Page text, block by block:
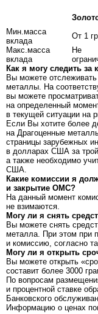
Мин.масса
вклада
От 1
Макс.масса
вклада
Не
Как я могу следить
Вы можете отслеживать
металлы. На
вы можете
на определенный
в текущей ситуации на
Если Вы хотите более
на Драгоценные
страницы зарубежных
в долларах США за
а также необходимо
США.
Какие комиссии я
и закрытие ОМС?
На данный момент
не взимаются.
Могу ли я снять
Вы можете снять
металла. При этом при
и комиссию, согласно
Могу ли я открыть
Вы можете открыть
составит более 3000
По вопросам
и процентной ставке
Банковского
Информацию о ценах